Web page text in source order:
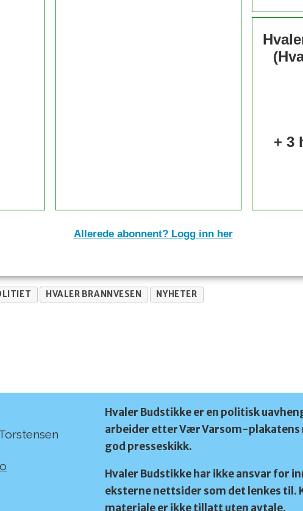
+ 3
Allerede abonnent? Logg inn her
HVALER BRANNVESEN NYHETER
Hvaler Budstikke er en politisk
arbeider etter Vær Varsom-
god presseskikk.
Hvaler Budstikke har ikke ansvar for
eksterne nettsider som det lenkes til.
materiale er ikke tillatt uten avtale.